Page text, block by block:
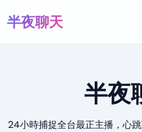
半夜聊天
半夜
24小時捕捉全台最正主播，心